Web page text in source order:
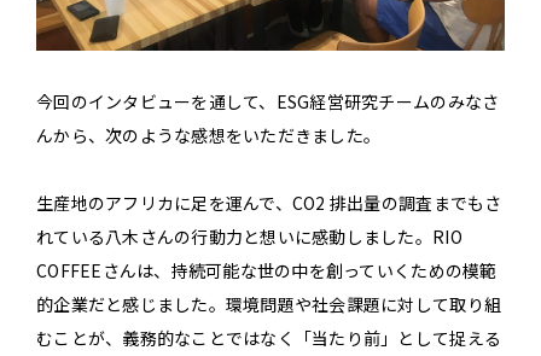
今回のインタビューを通して、ESG経営研究チームのみなさ
んから、次のような感想をいただきました。
生産地のアフリカに足を運んで、CO2 排出量の調査までもさ
れている八木さんの行動力と想いに感動しました。RIO
COFFEEさんは、持続可能な世の中を創っていくための模範
的企業だと感じました。環境問題や社会課題に対して取り組
むことが、義務的なことではなく「当たり前」として捉える